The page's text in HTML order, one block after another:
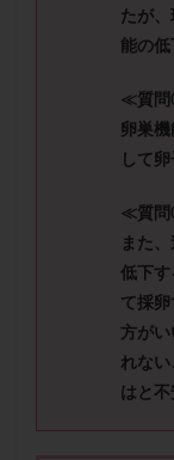
たが
能の低
≪質
卵巣
して
≪質
また
低下す
て採
方が
れな
はと不
プログラフ
ホルモン投与
ホルモン補充法
マイクロポリ
メンタル
ラクトバチルス
リュープリン
レコベル
下垂体不全